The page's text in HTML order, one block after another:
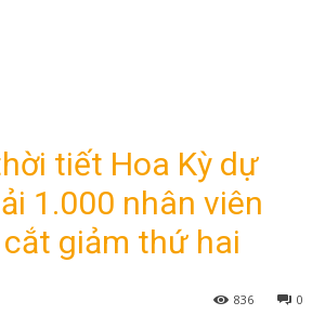
tiết Hoa Kỳ dự
1.000 nhân viên
giảm thứ hai
0
836